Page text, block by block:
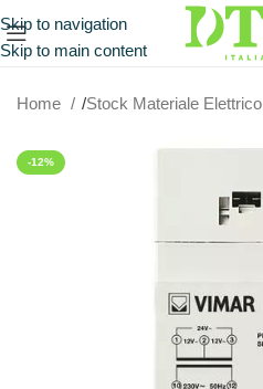
Skip to navigation
Skip to main content
Home Stock Materiale Elettrico
-12%